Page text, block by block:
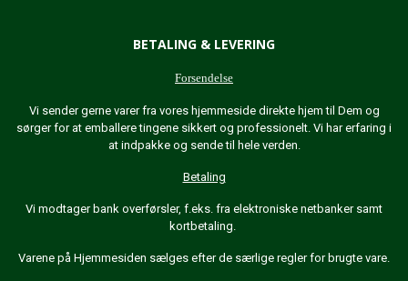
BETALING & LEVERING
Forsendelse
Vi sender gerne varer fra vores hjemmeside direkte hjem til Dem og
sørger for at emballere tingene sikkert og professionelt. Vi har erfaring i
at indpakke og sende til hele verden.
Betaling
Vi modtager bank overførsler, f.eks. fra elektroniske netbanker samt
kortbetaling.
Varene på Hjemmesiden sælges efter de særlige regler for brugte vare.